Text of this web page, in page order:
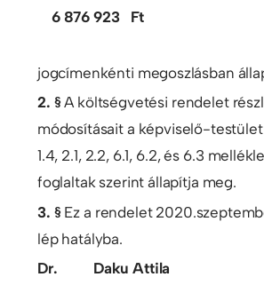
6 876 923 Ft
jogcímenkénti megoszlásban
2. §A költségvetési rendelet
módosításait a képviselő-testület
1.4, 2.1, 2.2, 6.1, 6.2, és 6.3
foglaltak szerint állapítja meg.
3. § Ez a rendelet
lép hatályba.
Dr.
Daku Attila